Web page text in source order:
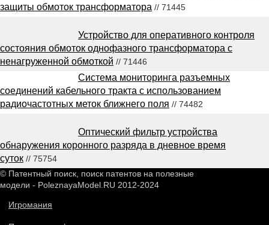
защиты обмоток трансформатора // 71445
Устройство для оперативного контроля
состояния обмоток однофазного трансформатора с
ненагруженной обмоткой // 71446
Система мониторинга разъемных
соединений кабельного тракта с использованием
радиочастотных меток ближнего поля // 74482
Оптический фильтр устройства
обнаружения коронного разряда в дневное время
суток // 75754
© Патентный поиск, поиск патентов на полезные
модели - PoleznayaModel.RU 2012-2024
Игромания